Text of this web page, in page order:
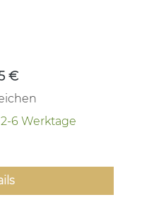
€
6 Werktage